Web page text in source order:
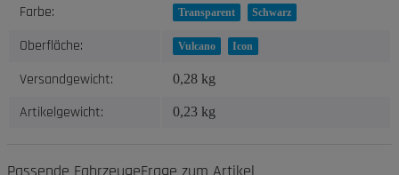
Produkteigenschaft
Wert
Farbe: Transparent Schwarz
Oberfläche: Vulcano Icon
Versandgewicht: 0,28 kg
Artikelgewicht: 0,23 kg
Passende FahrzeugeFrage zum Artikel